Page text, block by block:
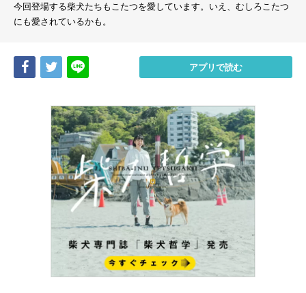
今回登場する柴犬たちもこたつを愛しています。いえ、むしろこたつ
にも愛されているかも。
Share Tweet アプリで読む